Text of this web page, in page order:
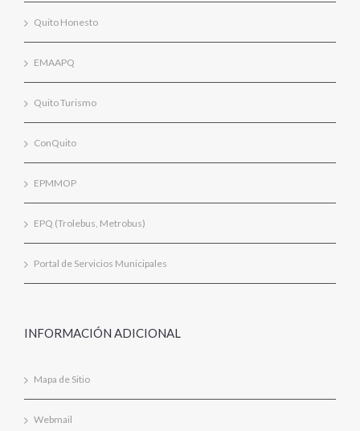
Quito Honesto
EMAAPQ
Quito Turismo
ConQuito
EPMMOP
EPQ (Trolebus, Metrobus)
Portal de Servicios Municipales
INFORMACIÓN ADICIONAL
Mapa de Sitio
Webmail